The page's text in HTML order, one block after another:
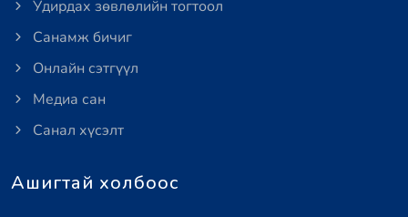
Удирдах зөвлөлийн тогтоол
Санамж бичиг
Онлайн сэтгүүл
Медиа сан
Санал хүсэлт
Ашигтай холбоос